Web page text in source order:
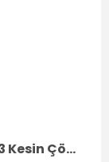
Kuşlardan Nasıl Kurtuluruz? 2023 Kesin Çözüm Oluşturabilecek Güncel Öneriler